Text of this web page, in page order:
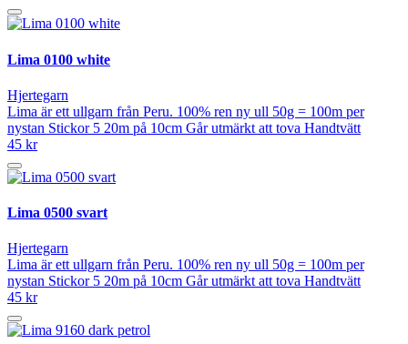
Lima 0100 white
Hjertegarn
Lima är ett ullgarn från Peru. 100% ren ny ull 50g = 100m per
nystan Stickor 5 20m på 10cm Går utmärkt att tova Handtvätt
45 kr
Lima 0500 svart
Hjertegarn
Lima är ett ullgarn från Peru. 100% ren ny ull 50g = 100m per
nystan Stickor 5 20m på 10cm Går utmärkt att tova Handtvätt
45 kr